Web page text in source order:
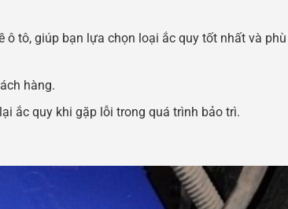
tô, giúp bạn lựa chọn loại ắc quy tốt nhất và
hàng.
ắc quy khi gặp lỗi trong quá trình bảo trì.